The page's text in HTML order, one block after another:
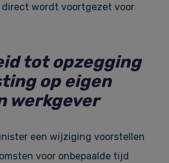
wordt voortgezet voor
tot opzegging
op eigen
werkgever
een wijziging voorstellen
voor onbepaalde tijd